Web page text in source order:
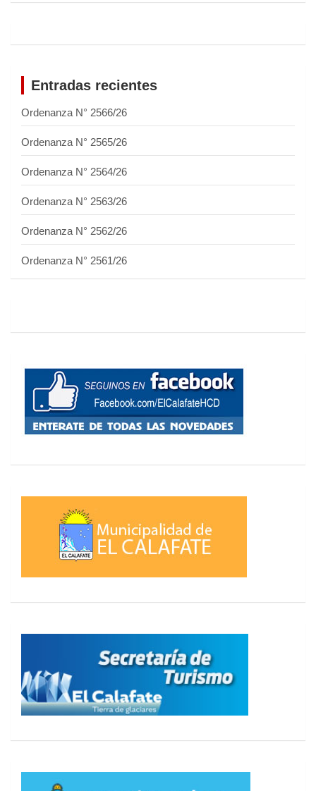
Entradas recientes
Ordenanza N° 2566/26
Ordenanza N° 2565/26
Ordenanza N° 2564/26
Ordenanza N° 2563/26
Ordenanza N° 2562/26
Ordenanza N° 2561/26